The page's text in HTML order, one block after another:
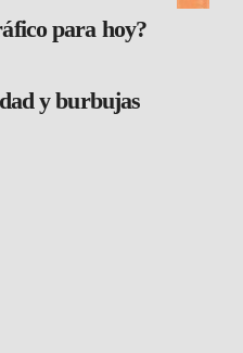
para hoy?
y burbujas